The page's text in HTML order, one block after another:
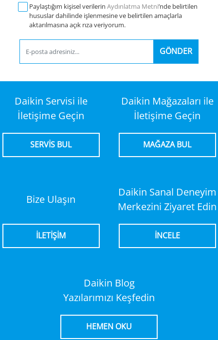
Paylaştığım kişisel verilerin Aydınlatma Metni’nde belirtilen
hususlar dahilinde işlenmesine ve belirtilen amaçlarla
aktarılmasına açık rıza veriyorum.
GÖNDER
Daikin Servisi ile
İletişime Geçin
SERVİS BUL
Daikin Mağazaları ile
İletişime Geçin
MAĞAZA BUL
Bize Ulaşın
İLETİŞİM
Daikin Sanal Deneyim
Merkezini Ziyaret Edin
İNCELE
Daikin Blog
Yazılarımızı Keşfedin
HEMEN OKU